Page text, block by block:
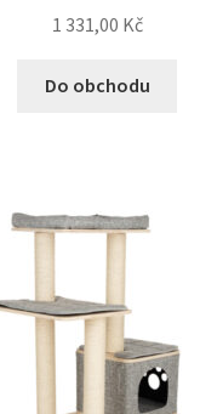
1 331,00 Kč
Do obchodu